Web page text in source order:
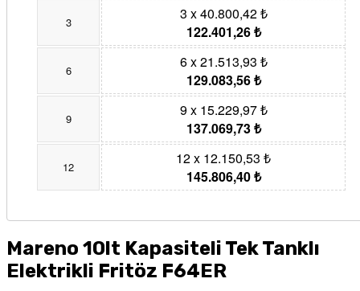
3
3 x 40.800,42 ₺
122.401,26 ₺
6
6 x 21.513,93 ₺
129.083,56 ₺
9
9 x 15.229,97 ₺
137.069,73 ₺
12
12 x 12.150,53 ₺
145.806,40 ₺
Mareno 10lt Kapasiteli Tek Tanklı
Elektrikli Fritöz F64ER